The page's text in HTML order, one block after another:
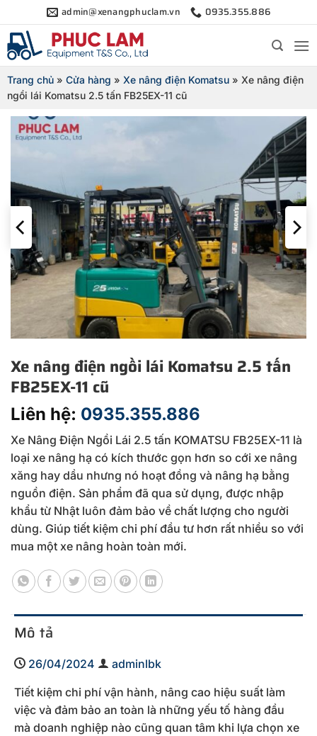
qua
nội
dung
admin@xenangphuclam.vn 0935.355.886
Trang chủ » Cửa hàng » Xe nâng điện Komatsu » Xe nâng điện
ngồi lái Komatsu 2.5 tấn FB25EX-11 cũ
Xe nâng điện ngồi lái Komatsu 2.5 tấn
FB25EX-11 cũ
Liên hệ: 0935.355.886
Xe Nâng Điện Ngồi Lái 2.5 tấn KOMATSU FB25EX-11 là
loại xe nâng hạ có kích thước gọn hơn so cới xe nâng
xăng hay dầu nhưng nó hoạt đồng và nâng hạ bằng
nguồn điện. Sản phẩm đã qua sử dụng, được nhập
khẩu từ Nhật luôn đảm bảo về chất lượng cho người
dùng. Giúp tiết kiệm chi phí đầu tư hơn rất nhiều so với
mua một xe nâng hoàn toàn mới.
Mô tả
26/04/2024
adminlbk
Tiết kiệm chi phí vận hành, nâng cao hiệu suất làm
việc và đảm bảo an toàn là những yếu tố hàng đầu
mà doanh nghiệp nào cũng quan tâm khi lựa chọn xe